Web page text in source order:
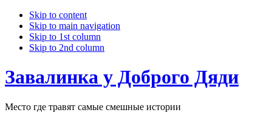
Skip to content
Skip to main navigation
Skip to 1st column
Skip to 2nd column
Завалинка у Доброго Дяди
Место где травят самые смешные истории